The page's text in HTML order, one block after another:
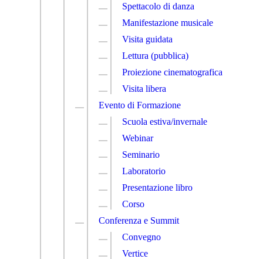
Spettacolo di danza
Manifestazione musicale
Visita guidata
Lettura (pubblica)
Proiezione cinematografica
Visita libera
Evento di Formazione
Scuola estiva/invernale
Webinar
Seminario
Laboratorio
Presentazione libro
Corso
Conferenza e Summit
Convegno
Vertice